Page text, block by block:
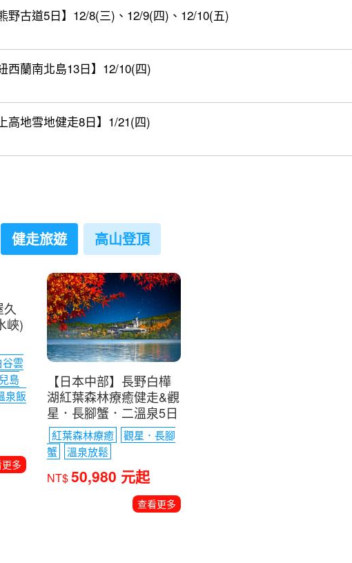
野古道5日】12/8(三)、12/9(四)、12/10(五)
西蘭南北島13日】12/10(四)
高地雪地健走8日】1/21(四)
健走旅遊 高山登頂
峽)
谷雲
島
泉飯
多
【日本中部】長野白樺
湖紅葉森林療癒健走&觀
星．長腳蟹．二溫泉5日
紅葉森林療癒
觀星．長腳
蟹
溫泉放鬆
NT$50,980 元起
查看更多